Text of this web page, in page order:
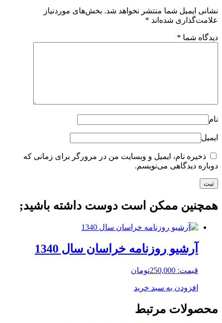
نشانی ایمیل شما منتشر نخواهد شد. بخش‌های موردنیاز
علامت‌گذاری شده‌اند *
دیدگاه شما *
نام
ایمیل
ذخیره نام، ایمیل و وبسایت من در مرورگر برای زمانی که
دوباره دیدگاهی می‌نویسم.
همچنین ممکن است دوست داشته باشید;
آرشیو روزنامه خراسان سال 1340
قیمت: 250,000تومان
افزودن به سبد خرید
محصولات مرتبط